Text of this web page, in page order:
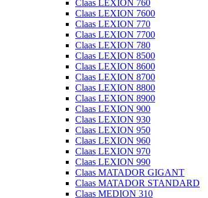
Claas LEXION 760
Claas LEXION 7600
Claas LEXION 770
Claas LEXION 7700
Claas LEXION 780
Claas LEXION 8500
Claas LEXION 8600
Claas LEXION 8700
Claas LEXION 8800
Claas LEXION 8900
Claas LEXION 900
Claas LEXION 930
Claas LEXION 950
Claas LEXION 960
Claas LEXION 970
Claas LEXION 990
Claas MATADOR GIGANT
Claas MATADOR STANDARD
Claas MEDION 310